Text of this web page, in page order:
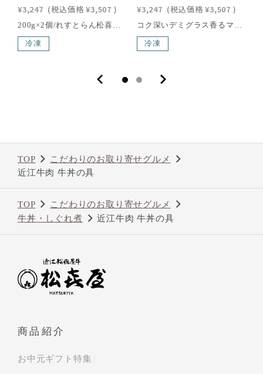
¥3,247 (税込価格 ¥3,507 )
冷凍
¥3,247 (税込価格 ¥3,507 )
冷凍
TOP
こだわりのお取り寄せグルメ
近江牛肉 牛丼の具
TOP
こだわりのお取り寄せグルメ
牛丼・しぐれ煮
近江牛肉 牛丼の具
商品紹介
お中元ギフト特集